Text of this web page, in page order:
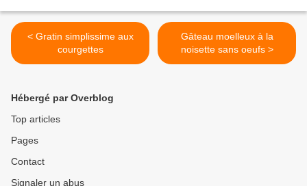
< Gratin simplissime aux
courgettes
Gâteau moelleux à la
noisette sans oeufs >
Hébergé par Overblog
Top articles
Pages
Contact
Signaler un abus